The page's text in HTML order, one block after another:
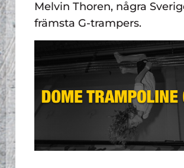
Melvin Thoren, några
främsta G-trampers.